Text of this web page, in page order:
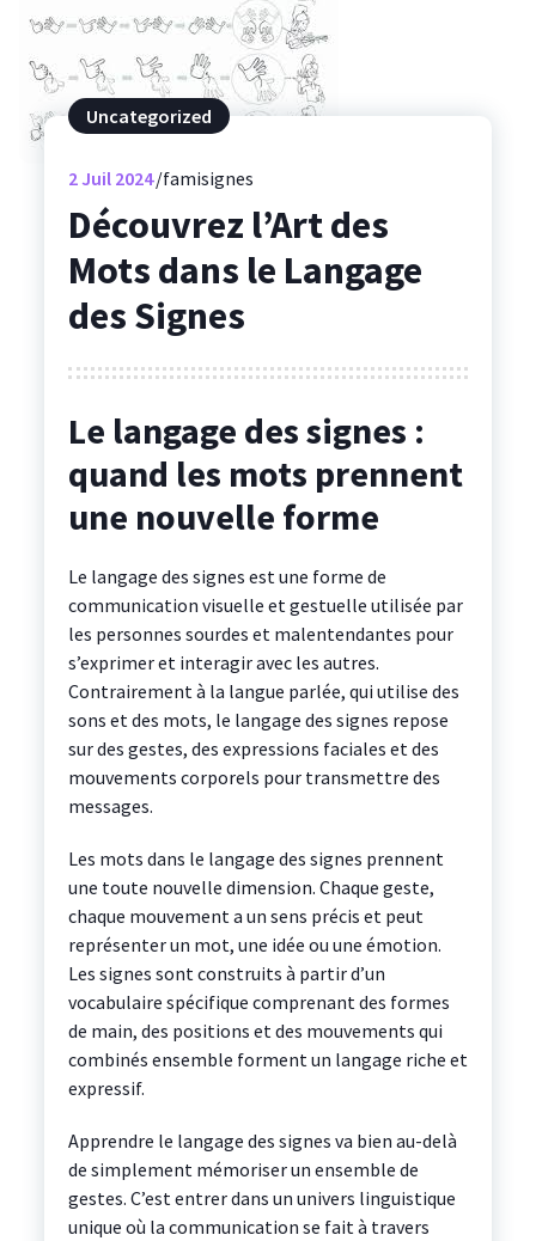
Uncategorized
2Juil 2024 famisignes
Découvrez l’Art des
Mots dans le Langage
des Signes
Le langage des signes :
quand les mots prennent
une nouvelle forme
Le langage des signes est une forme de
communication visuelle et gestuelle utilisée par
les personnes sourdes et malentendantes pour
s’exprimer et interagir avec les autres.
Contrairement à la langue parlée, qui utilise des
sons et des mots, le langage des signes repose
sur des gestes, des expressions faciales et des
mouvements corporels pour transmettre des
messages.
Les mots dans le langage des signes prennent
une toute nouvelle dimension. Chaque geste,
chaque mouvement a un sens précis et peut
représenter un mot, une idée ou une émotion.
Les signes sont construits à partir d’un
vocabulaire spécifique comprenant des formes
de main, des positions et des mouvements qui
combinés ensemble forment un langage riche et
expressif.
Apprendre le langage des signes va bien au-delà
de simplement mémoriser un ensemble de
gestes. C’est entrer dans un univers linguistique
unique où la communication se fait à travers